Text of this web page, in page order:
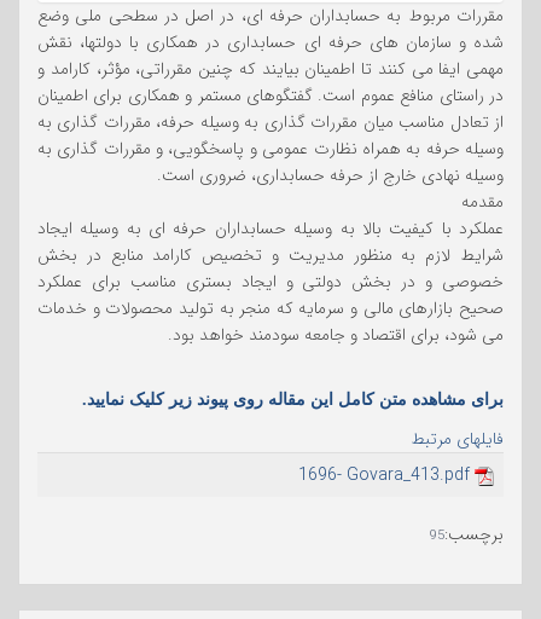
مقررات مربوط به حسابداران حرفه ای، در اصل در سطحی ملی وضع
شده و سازمان های حرفه ای حسابداری در همکاری با دولتها، نقش
مهمی ایفا می کنند تا اطمینان بیایند که چنین مقرراتی، مؤثر، کارامد و
در راستای منافع عموم است. گفتگوهای مستمر و همکاری برای اطمینان
از تعادل مناسب میان مقررات گذاری به وسیله حرفه، مقررات گذاری به
وسیله حرفه به همراه نظارت عمومی و پاسخگویی، و مقررات گذاری به
وسیله نهادی خارج از حرفه حسابداری، ضروری است.
مقدمه
عملکرد با کیفیت بالا به وسیله حسابداران حرفه ای به وسیله ایجاد
شرایط لازم به منظور مدیریت و تخصیص کارامد منابع در بخش
خصوصی و در بخش دولتی و ایجاد بستری مناسب برای عملکرد
صحیح بازارهای مالی و سرمایه که منجر به تولید محصولات و خدمات
می شود، برای اقتصاد و جامعه سودمند خواهد بود.
برای مشاهده متن کامل این مقاله روی پیوند زیر کلیک نمایید.
فایلهای مرتبط
1696- Govara_413.pdf
برچسب:
95